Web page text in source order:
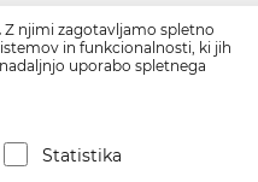
ki ga najdete
Z njimi zagotavljamo spletno
in funkcionalnosti, ki jih
uporabo spletnega
Statistika